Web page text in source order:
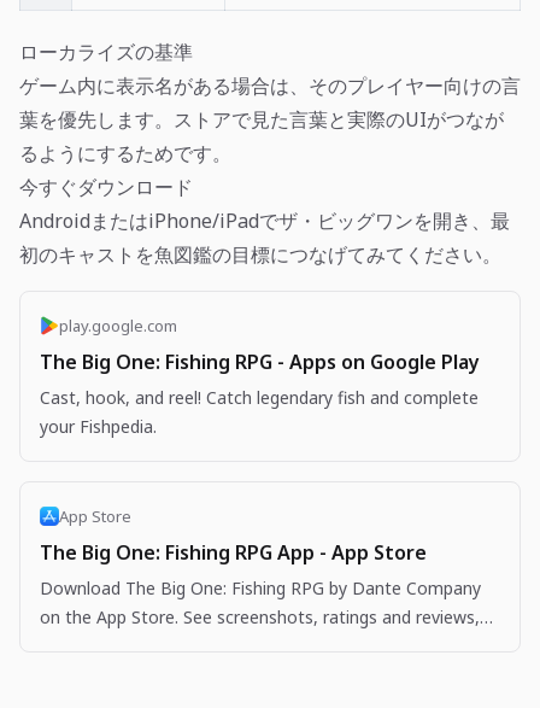
ローカライズの基準
ゲーム内に表示名がある場合は、そのプレイヤー向けの言
葉を優先します。ストアで見た言葉と実際のUIがつなが
るようにするためです。
今すぐダウンロード
AndroidまたはiPhone/iPadでザ・ビッグワンを開き、最
初のキャストを魚図鑑の目標につなげてみてください。
play.google.com
The Big One: Fishing RPG - Apps on Google Play
Cast, hook, and reel! Catch legendary fish and complete
your Fishpedia.
App Store
The Big One: Fishing RPG App - App Store
Download The Big One: Fishing RPG by Dante Company
on the App Store. See screenshots, ratings and reviews,